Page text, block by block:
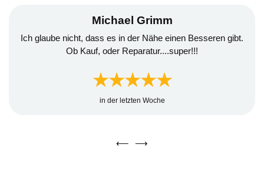
Andreas Frechen
Ich war heute morgen zum ersten mal bei diesem Händler.
Sehr interessante Fahrzeuge und super in der Beratung 😎.
★★★★★
⟵ ⟶